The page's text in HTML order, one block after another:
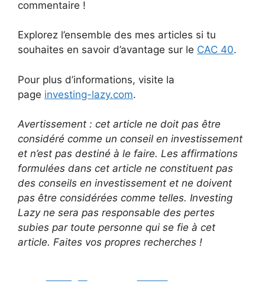
commentaire !
Explorez l’ensemble des mes articles si tu
souhaites en savoir d’avantage sur le CAC 40.
Pour plus d’informations, visite la
page investing-lazy.com.
Avertissement : cet article ne doit pas être
considéré comme un conseil en investissement
et n’est pas destiné à le faire. Les affirmations
formulées dans cet article ne constituent pas
des conseils en investissement et ne doivent
pas être considérées comme telles. Investing
Lazy ne sera pas responsable des pertes
subies par toute personne qui se fie à cet
article. Faites vos propres recherches !